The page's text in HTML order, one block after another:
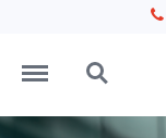
Menu Search